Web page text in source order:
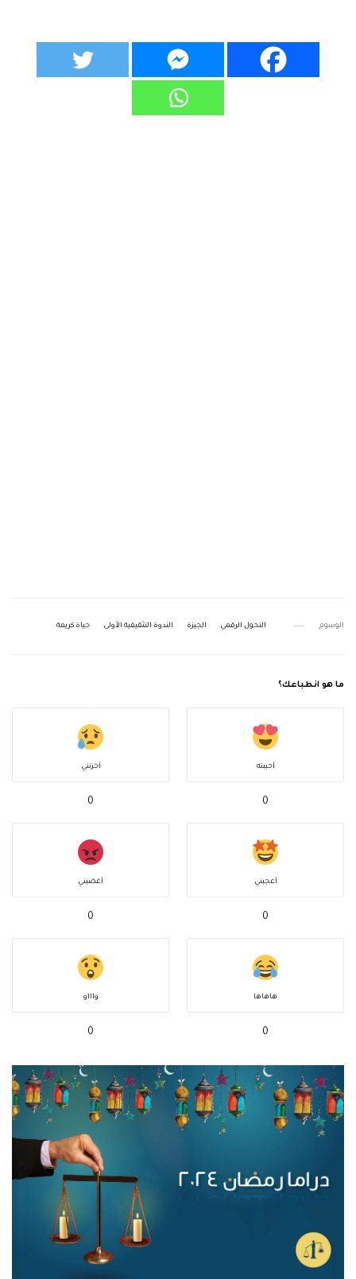
الوسوم التحول الرقمي الجيزة الندوة التثقيفية الأولى حياة كريمة
ما هو انطباعك؟
أحببته
0
أحزنني
0
أعجبني
0
أغضبني
0
هاهاها
0
واااو
0